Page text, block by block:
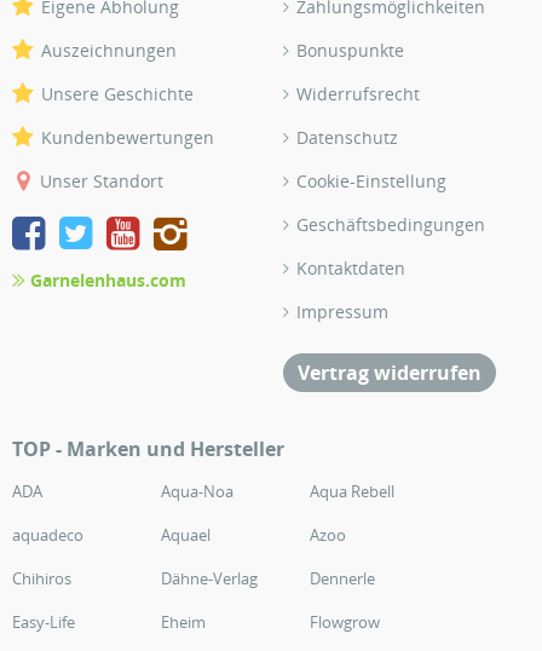
Eigene Abholung
Auszeichnungen
Unsere Geschichte
Kundenbewertungen
Unser Standort
Garnelenhaus.com
Zahlungsmöglichkeiten
Bonuspunkte
Widerrufsrecht
Datenschutz
Cookie-Einstellung
Geschäftsbedingungen
Kontaktdaten
Impressum
Vertrag widerrufen
TOP - Marken und Hersteller
ADA Aqua-Noa
Aqua Rebell
aquadeco
Aquael
Azoo
Chihiros
Dähne-Verlag
Dennerle
Easy-Life
Eheim
Flowgrow